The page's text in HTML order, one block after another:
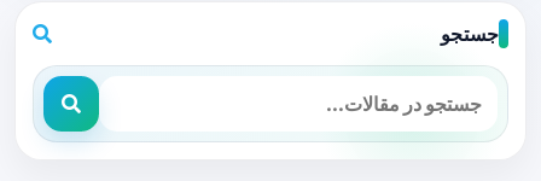
جستجو